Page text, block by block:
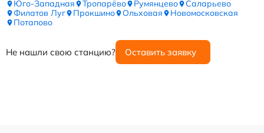
Юго-Западная
Тропарёво Румянцево
Саларьево
Филатов Луг
Прокшино Ольховая
Новомосковская
Потапово
Не нашли свою станцию? Оставить заявку